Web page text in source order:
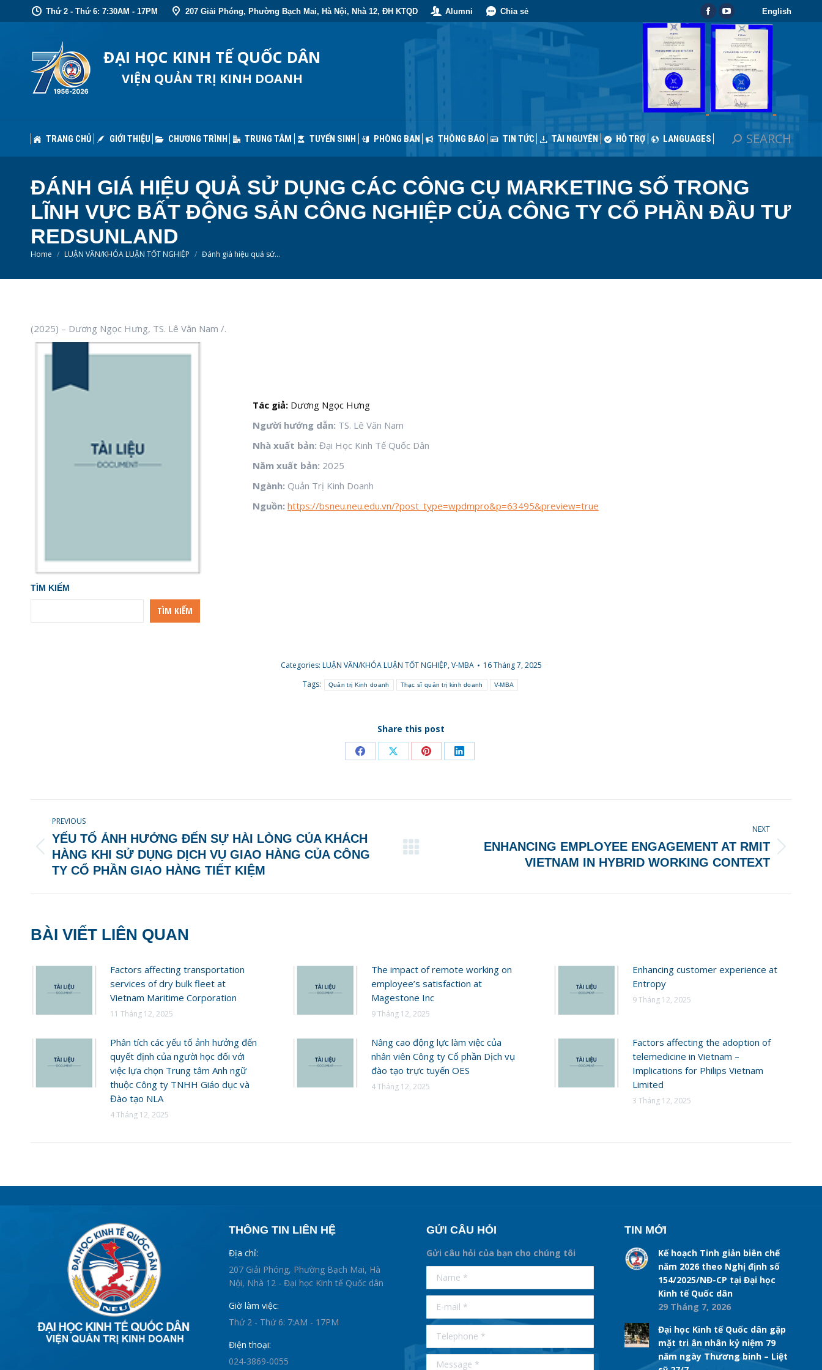
Thứ 2 - Thứ 6: 7:30AM - 17PM 207 Giải Phóng, Phường Bạch Mai, Hà Nội, Nhà 12, ĐH KTQD Alumni Chia sẻ
Facebook
page
opens
new
window
YouTube
page
opens
in
new
window
English
ĐẠI HỌC KINH TẾ QUỐC DÂN
VIỆN QUẢN TRỊ KINH DOANH
TRANG CHỦ GIỚI THIỆU CHƯƠNG TRÌNH TRUNG TÂM TUYỂN SINH PHÒNG BAN THÔNG BÁO TIN TỨC TÀI NGUYÊN HỖ TRỢ LANGUAGES Search:SEARCH
ĐÁNH GIÁ HIỆU QUẢ SỬ DỤNG CÁC CÔNG CỤ MARKETING SỐ TRONG
LĨNH VỰC BẤT ĐỘNG SẢN CÔNG NGHIỆP CỦA CÔNG TY CỔ PHẦN ĐẦU TƯ
REDSUNLAND
You are here:
Home LUẬN VĂN/KHÓA LUẬN TỐT NGHIỆP Đánh giá hiệu quả sử…
(2025) – Dương Ngọc Hưng, TS. Lê Văn Nam /.
Tác giả: Dương Ngọc Hưng
Người hướng dẫn: TS. Lê Văn Nam
Nhà xuất bản: Đại Học Kinh Tế Quốc Dân
Năm xuất bản: 2025
Ngành: Quản Trị Kinh Doanh
Nguồn: https://bsneu.neu.edu.vn/?post_type=wpdmpro&p=63495&preview=true
TÌM KIẾM
TÌM KIẾM
Categories: LUẬN VĂN/KHÓA LUẬN TỐT NGHIỆP,V-MBA
16 Tháng 7, 2025
Tags:
Quản trị Kinh doanh Thạc sĩ quản trị kinh doanh V-MBA
Share this post
Share
Facebook
Share
X
Share
Pinterest
Share
LinkedIn
NAVIGATION
PREVIOUS
Previous
post:
YẾU TỐ ẢNH HƯỞNG ĐẾN SỰ HÀI LÒNG CỦA KHÁCH
HÀNG KHI SỬ DỤNG DỊCH VỤ GIAO HÀNG CỦA CÔNG
TY CỔ PHẦN GIAO HÀNG TIẾT KIỆM
NEXT
ENHANCING EMPLOYEE ENGAGEMENT AT RMIT
VIETNAM IN HYBRID WORKING CONTEXT
BÀI VIẾT LIÊN QUAN
Factors affecting transportation
services of dry bulk fleet at
Vietnam Maritime Corporation
11 Tháng 12, 2025
The impact of remote working on
employee’s satisfaction at
Magestone Inc
9 Tháng 12, 2025
Enhancing customer experience at
Entropy
9 Tháng 12, 2025
Phân tích các yếu tố ảnh hưởng đến
quyết định của người học đối với
việc lựa chọn Trung tâm Anh ngữ
thuộc Công ty TNHH Giáo dục và
Đào tạo NLA
4 Tháng 12, 2025
Nâng cao động lực làm việc của
nhân viên Công ty Cổ phần Dịch vụ
đào tạo trực tuyến OES
4 Tháng 12, 2025
Factors affecting the adoption of
telemedicine in Vietnam –
Implications for Philips Vietnam
Limited
3 Tháng 12, 2025
THÔNG TIN LIÊN HỆ
Địa chỉ:
207 Giải Phóng, Phường Bạch Mai, Hà
Nội, Nhà 12 - Đại học Kinh tế Quốc dân
Giờ làm việc:
Thứ 2 - Thứ 6: 7:AM - 17PM
Điện thoại:
024-3869-0055
GỬI CÂU HỎI
Gửi câu hỏi của bạn cho chúng tôi
supertotobet
betist
Name *
E-mail *
Telephone *
Message *
TIN MỚI
Kế hoạch Tinh giản biên chế
năm 2026 theo Nghị định số
154/2025/NĐ-CP tại Đại học
Kinh tế Quốc dân
29 Tháng 7, 2026
Đại học Kinh tế Quốc dân gặp
mặt tri ân nhân kỷ niệm 79
năm ngày Thương binh – Liệt
CHƯƠNG TRÌNH TRUNG TÂM TUYỂN SINH PHÒNG BAN THÔNG BÁO LANGUAGES Search:
SEARCH